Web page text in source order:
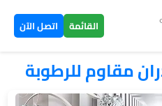
القائمة اتصل الآن
مقاوم للرطوبة